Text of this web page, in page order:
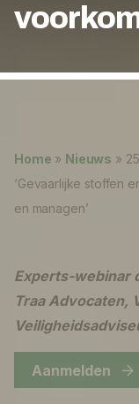
Home » Nieuws »
‘Gevaarlijke stoffen
en managen’
Experts-webinar
Traa Advocaten,
Aanmelden
Over ons
shopping_cart